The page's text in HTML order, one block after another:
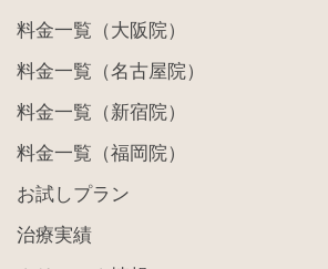
料金一覧（大阪院）
料金一覧（名古屋院）
料金一覧（新宿院）
料金一覧（福岡院）
お試しプラン
治療実績